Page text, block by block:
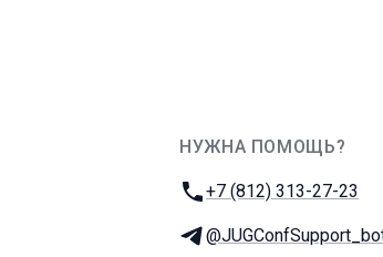
НУЖНА ПОМОЩЬ?
Телефон:
+7 (812) 313-27-23
Телеграм: